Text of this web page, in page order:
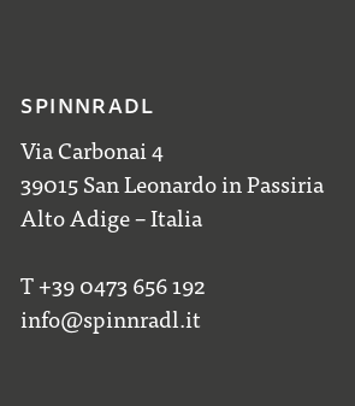
SPINNRADL
Via Carbonai 4
39015 San Leonardo in Passiria
Alto Adige – Italia
T +39 0473 656 192
info@spinnradl.it